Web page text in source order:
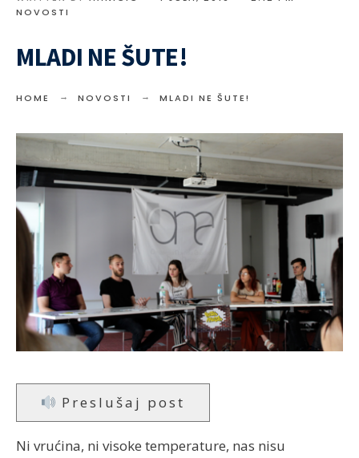
NOVOSTI
MLADI NE ŠUTE!
HOME NOVOSTI MLADI NE ŠUTE!
Preslušaj post
Ni vrućina, ni visoke temperature, nas nisu